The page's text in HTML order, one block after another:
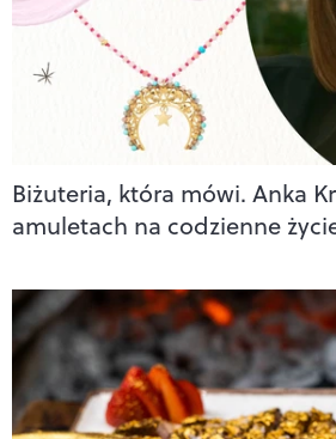
Biżuteria, która mówi. Anka
amuletach na codzienne